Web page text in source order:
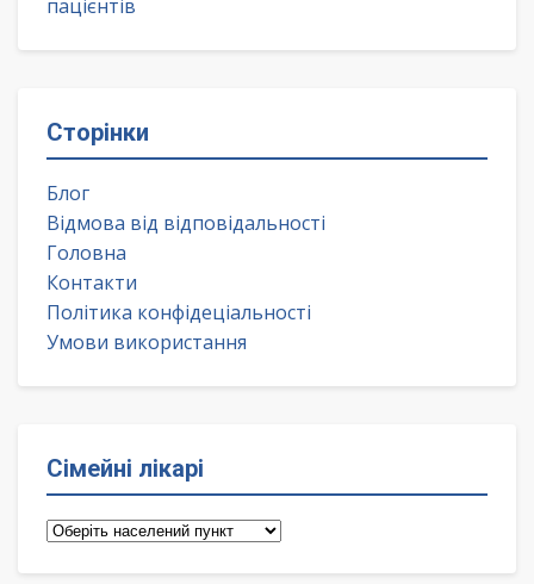
пацієнтів
Сторінки
Блог
Відмова від відповідальності
Головна
Контакти
Політика конфідеціальності
Умови використання
Сімейні лікарі
Сімейні